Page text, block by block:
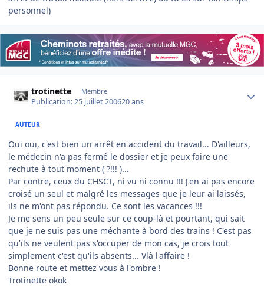
personnel)
trotinette Membre
Publication:25 juillet 200620 ans
AUTEUR
Oui oui, c'est bien un arrêt en accident du travail... D'ailleurs,
le médecin n'a pas fermé le dossier et je peux faire une
rechute à tout moment ( ?!!! )...
Par contre, ceux du CHSCT, ni vu ni connu !!! J'en ai pas encore
croisé un seul et malgré les messages que je leur ai laissés,
ils ne m'ont pas répondu. Ce sont les vacances !!!
Je me sens un peu seule sur ce coup-là et pourtant, qui sait
que je ne suis pas une méchante à bord des trains ! C'est pas
qu'ils ne veulent pas s'occuper de mon cas, je crois tout
simplement c'est qu'ils absents... Vlà l'affaire !
Bonne route et mettez vous à l'ombre !
Trotinette okok